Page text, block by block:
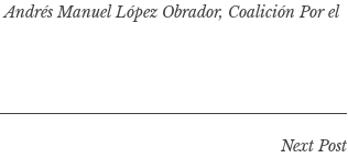
Andrés Manuel López Obrador, Coalición Por el
Next Post